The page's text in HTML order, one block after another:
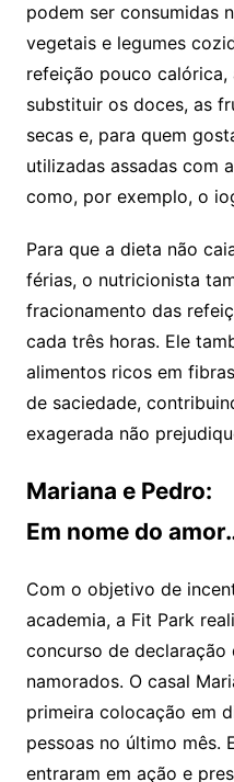
podem ser consumidas
vegetais e legumes
refeição pouco calórica,
substituir os doces, as
secas e, para quem
utilizadas assadas com
como, por exemplo, o
Para que a dieta não
férias, o nutricionista
fracionamento das
cada três horas. Ele
alimentos ricos em
de saciedade,
exagerada não
Mariana e Pedro:
Em nome do
Com o objetivo de
academia, a Fit Park
concurso de
namorados. O casal
primeira colocação em
pessoas no último mês.
entraram em ação e